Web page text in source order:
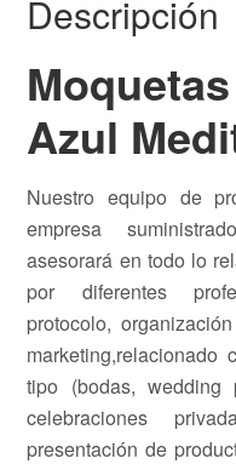
Descripción
Azul
Nuestro equipo de
empresa
asesorará en todo lo
por diferentes
protocolo,
tipo (bodas, wedding
celebraciones
presentación de